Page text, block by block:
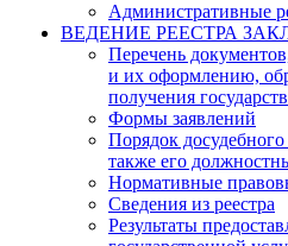
Административные
ВЕДЕНИЕ РЕЕСТРА
Перечень
и их оформлению,
получения
Формы заявлений
Порядок
также его
Нормативные
Сведения из реестра
Результаты